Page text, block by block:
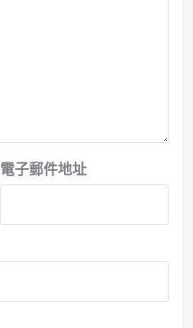
電子郵件地址